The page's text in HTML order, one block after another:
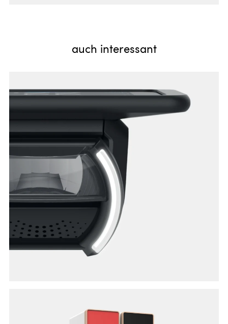
auch interessant